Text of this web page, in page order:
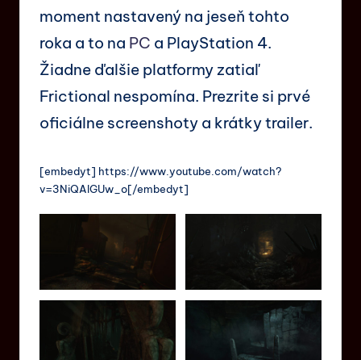
moment nastavený na jeseň tohto
roka a to na PC a PlayStation 4.
Žiadne ďalšie platformy zatiaľ
Frictional nespomína. Prezrite si prvé
oficiálne screenshoty a krátky trailer.
[embedyt] https://www.youtube.com/watch?
v=3NiQAlGUw_o[/embedyt]